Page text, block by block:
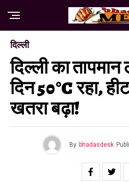
दिल्ली
दिल्ली का
दिन 50°C रहा,
खतरा बढ़ा!
By bhadasdesk